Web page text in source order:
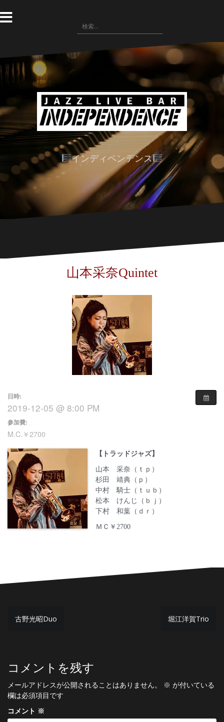
ン
テ
へ
ス
検
索:
インディペンデンス
山本采奈Quintet
日時:
2019-12-05 @ 8:00 PM
参加費:
M.C.￥2700
【トラッドジャズ】
山本 采奈（ｔｐ）
杉田 靖典（ｐ）
中村 騎士（ｔｕｂ）
松本 けんじ（ｂｊ）
下村 和葉（ｄｒ）
ＭＣ￥2700
投
ビ
ゲ
ー
シ
古野光昭Duo 堀江洋賀Trio
コメントを残す
メールアドレスが公開されることはありません。 ※ が付いている
欄は必須項目です
コメント ※